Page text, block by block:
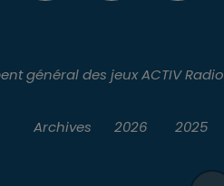
général des jeux ACTIV Radio
Archives 2026 2025